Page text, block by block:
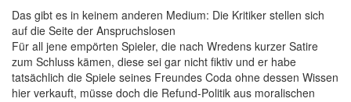
Das gibt es in keinem anderen Medium: Die Kritiker stellen sich
auf die Seite der Anspruchslosen
Für all jene empörten Spieler, die nach Wredens kurzer Satire
zum Schluss kämen, diese sei gar nicht fiktiv und er habe
tatsächlich die Spiele seines Freundes Coda ohne dessen Wissen
hier verkauft, müsse doch die Refund-Politik aus moralischen